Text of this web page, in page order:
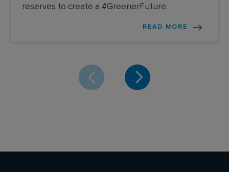
reserves to create a #GreenerFuture.
READ MORE